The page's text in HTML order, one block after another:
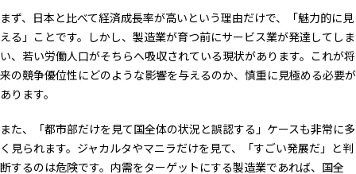
まず、日本と比べて経済成長率が高いという理由だけで、「魅力的に見
える」ことです。しかし、製造業が育つ前にサービス業が発達してしま
い、若い労働人口がそちらへ吸収されている現状があります。これが将
来の競争優位性にどのような影響を与えるのか、慎重に見極める必要が
あります。
また、「都市部だけを見て国全体の状況と誤認する」ケースも非常に多
く見られます。ジャカルタやマニラだけを見て、「すごい発展だ」と判
断するのは危険です。内需をターゲットにする製造業であれば、国全